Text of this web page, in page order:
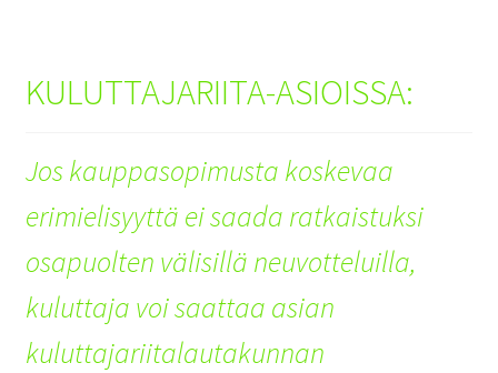
KULUTTAJARIITA-ASIOISSA:
Jos kauppasopimusta koskevaa
erimielisyyttä ei saada ratkaistuksi
osapuolten välisillä neuvotteluilla,
kuluttaja voi saattaa asian
kuluttajariitalautakunnan